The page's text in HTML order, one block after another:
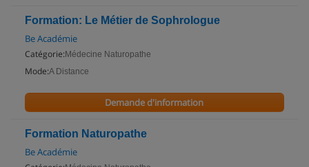
Formation: Le Métier de Sophrologue
Be Académie
Catégorie: Médecine Naturopathe
Mode:A Distance
Demande d'information
Formation Naturopathe
Be Académie